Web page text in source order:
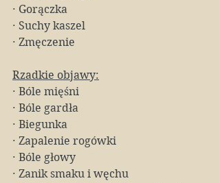
· Gorączka
· Suchy kaszel
· Zmęczenie
Rzadkie objawy:
· Bóle mięśni
· Bóle gardła
· Biegunka
· Zapalenie rogówki
· Bóle głowy
· Zanik smaku i węchu